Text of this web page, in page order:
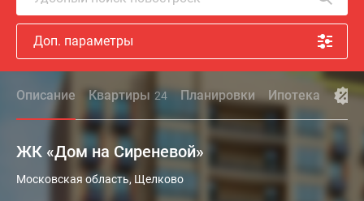
Доп. параметры
Описание Квартиры 24 Планировки Ипотека
ЖК «Дом на Сиреневой»
Жилой
Московская область, Щелково